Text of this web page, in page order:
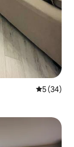
5 (34)